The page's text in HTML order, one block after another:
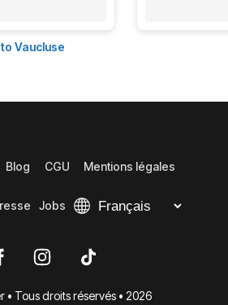
Vaucluse
Blog CGU Mentions légales
Jobs
• Tous droits réservés • 2026